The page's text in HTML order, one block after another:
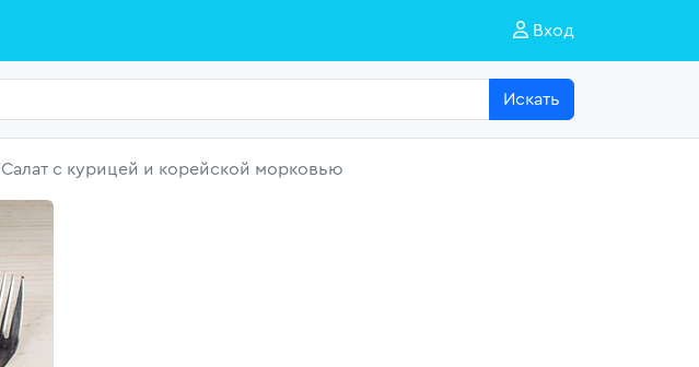
Вход
Искать
Салат с курицей и корейской морковью